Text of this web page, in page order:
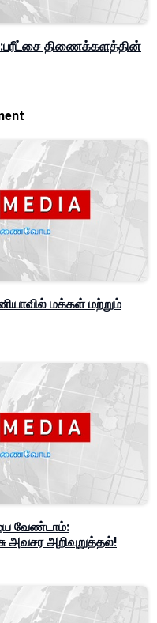
திணைக்களத்தின்
மக்கள் மற்றும்
வேண்டாம்:
அறிவுறுத்தல்!